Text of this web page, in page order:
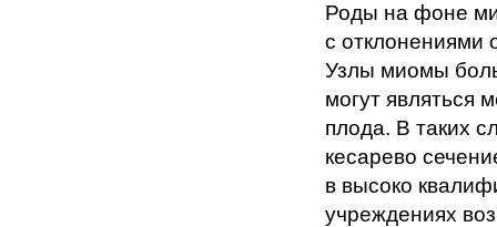
Роды на фоне
с отклонениями
Узлы миомы
могут являться
плода. В таких
кесарево
в высоко
учреждениях